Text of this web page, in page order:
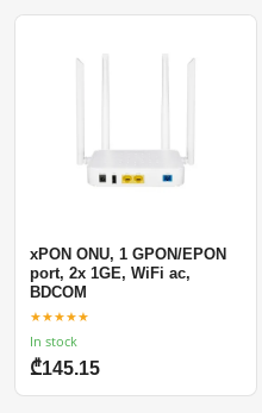
xPON ONU, 1 GPON/EPON
port, 2x 1GE, WiFi ac,
BDCOM
★★★★★
In stock
₾145.15